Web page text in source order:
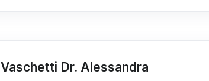
Vaschetti Dr. Alessandra